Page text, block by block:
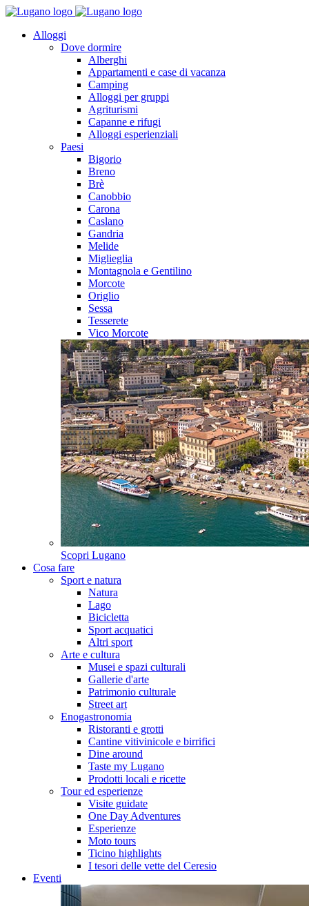
Alloggi
Dove dormire
Alberghi
Appartamenti e case di vacanza
Camping
Alloggi per gruppi
Agriturismi
Capanne e rifugi
Alloggi esperienziali
Paesi
Bigorio
Breno
Brè
Canobbio
Carona
Caslano
Gandria
Melide
Miglieglia
Montagnola e Gentilino
Morcote
Origlio
Sessa
Tesserete
Vico Morcote
Scopri Lugano
Cosa fare
Sport e natura
Natura
Lago
Bicicletta
Sport acquatici
Altri sport
Arte e cultura
Musei e spazi culturali
Gallerie d'arte
Patrimonio culturale
Street art
Enogastronomia
Ristoranti e grotti
Cantine vitivinicole e birrifici
Dine around
Taste my Lugano
Prodotti locali e ricette
Tour ed esperienze
Visite guidate
One Day Adventures
Esperienze
Moto tours
Ticino highlights
I tesori delle vette del Ceresio
Eventi